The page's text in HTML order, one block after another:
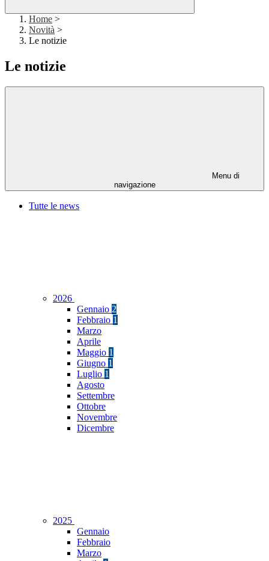
Home >
Novità >
Le notizie
Le notizie
Menu di
navigazione
Tutte le news
2026
Gennaio 2
Febbraio 1
Marzo
Aprile
Maggio 1
Giugno 1
Luglio 1
Agosto
Settembre
Ottobre
Novembre
Dicembre
2025
Gennaio
Febbraio
Marzo